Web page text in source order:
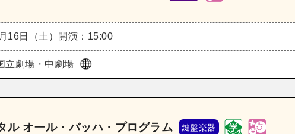
16日（土） 開演：15:00
立劇場・中劇場
ル オール・バッハ・プログラム 鍵盤楽器